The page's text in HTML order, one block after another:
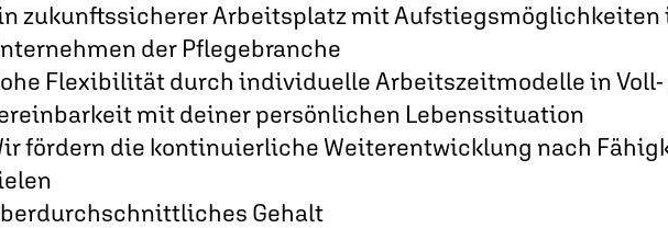
zukunftssicherer Arbeitsplatz mit Aufstiegsmöglichkeiten
der Pflegebranche
Flexibilität durch individuelle Arbeitszeitmodelle in Voll-
mit deiner persönlichen Lebenssituation
fördern die kontinuierliche Weiterentwicklung nach
Gehalt